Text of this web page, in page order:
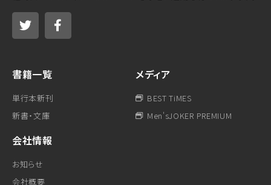
書籍一覧
単行本新刊
新書・文庫
メディア
BEST TiMES
Men'sJOKER PREMIUM
会社情報
お知らせ
会社概要